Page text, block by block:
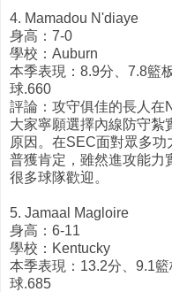
4. Mamadou N'diaye
身高：7-0
學校：Auburn
本季表現：8.9分、7.8籃
球.660
評論：攻守俱佳的長人在
大家寧願選擇內線防守紮
原因。在SEC面對眾多
普獲肯定，雖然進攻能力
很多球隊歡迎。
5. Jamaal Magloire
身高：6-11
學校：Kentucky
本季表現：13.2分、9.1
球.685